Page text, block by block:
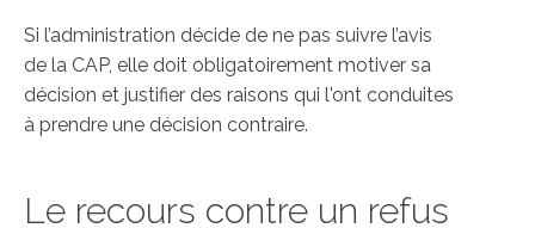
Si l’administration décide de ne pas suivre l’avis
de la CAP, elle doit obligatoirement motiver sa
décision et justifier des raisons qui l'ont conduites
à prendre une décision contraire.
Le recours contre un refus